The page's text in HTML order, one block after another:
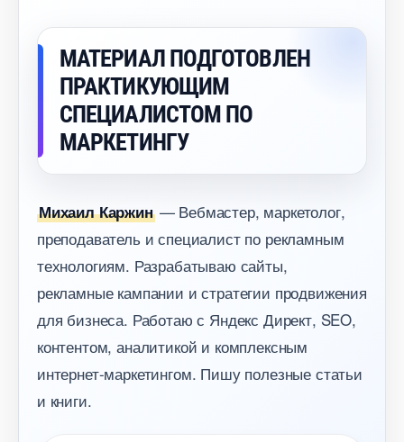
МАТЕРИАЛ ПОДГОТОВЛЕН
ПРАКТИКУЮЩИМ
СПЕЦИАЛИСТОМ ПО
МАРКЕТИНГУ
Михаил Каржин— Вебмастер, маркетолог,
преподаватель и специалист по рекламным
технологиям. Разрабатываю сайты,
рекламные кампании и стратегии продвижения
для бизнеса. Работаю с Яндекс Директ, SEO,
контентом, аналитикой и комплексным
интернет-маркетингом. Пишу полезные статьи
и книги.